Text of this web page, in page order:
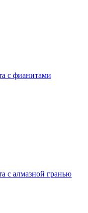
с фианитами
с алмазной гранью